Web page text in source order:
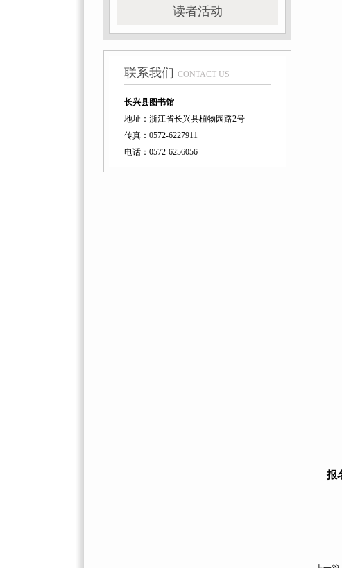
读者活动
联系我们 CONTACT US
长兴县图书馆
地址：浙江省长兴县植物园路2号
传真：0572-6227911
电话：0572-6256056
报